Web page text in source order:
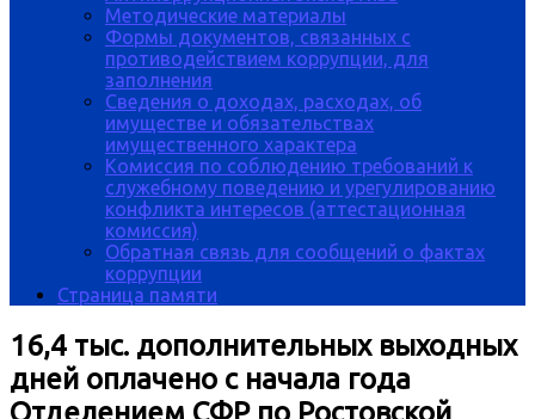
Методические материалы
Формы документов, связанных с
противодействием коррупции, для
заполнения
Сведения о доходах, расходах, об
имуществе и обязательствах
имущественного характера
Комиссия по соблюдению требований к
служебному поведению и урегулированию
конфликта интересов (аттестационная
комиссия)
Обратная связь для сообщений о фактах
коррупции
Страница памяти
16,4 тыс. дополнительных выходных
дней оплачено с начала года
Отделением СФР по Ростовской